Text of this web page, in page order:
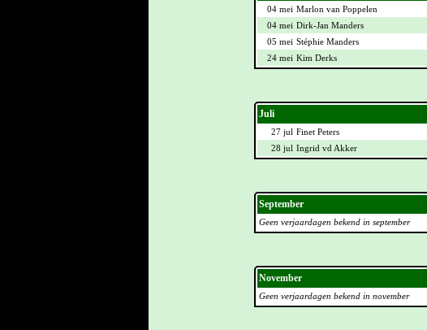
04 mei Marlon van Poppelen
04 mei Dirk-Jan Manders
05 mei Stéphie Manders
24 mei Kim Derks
Juli
27 jul Finet Peters
28 jul Ingrid vd Akker
September
Geen verjaardagen bekend in september
November
Geen verjaardagen bekend in november